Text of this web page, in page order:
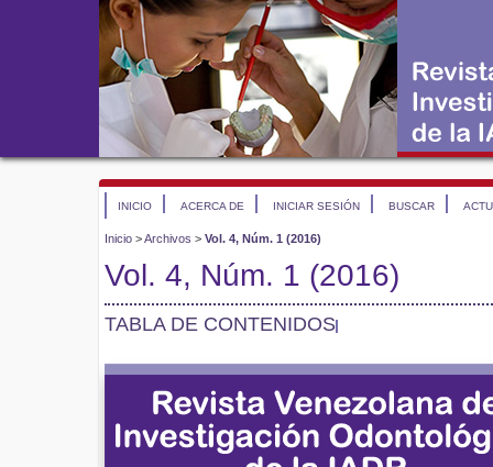
INICIO ACERCA DE INICIAR SESIÓN BUSCAR
Inicio >Archivos > Vol. 4, Núm. 1 (2016)
Vol. 4, Núm. 1 (2016)
TABLA DE CONTENIDOS